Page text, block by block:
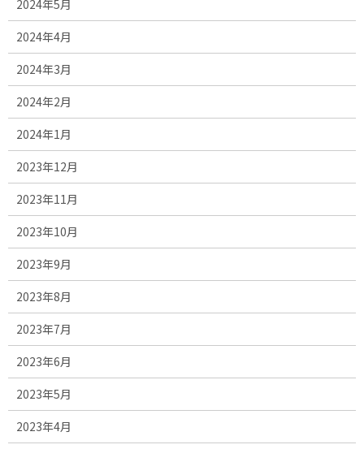
2024年5月
2024年4月
2024年3月
2024年2月
2024年1月
2023年12月
2023年11月
2023年10月
2023年9月
2023年8月
2023年7月
2023年6月
2023年5月
2023年4月